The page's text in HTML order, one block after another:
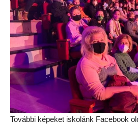
További képeket iskolánk Facebook